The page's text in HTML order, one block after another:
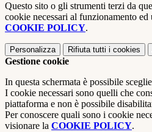
Questo sito o gli strumenti terzi da
cookie necessari al funzionamento
COOKIE POLICY.
Personalizza Rifiuta tutti i cookies
Gestione cookie
In questa schermata è possibile
I cookie necessari sono quelli che
piattaforma e non è possibile
Per conoscere quali sono i cookie
visionare la COOKIE POLICY.